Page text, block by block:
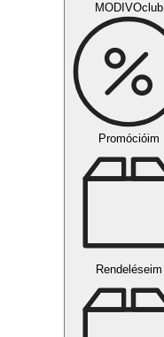
MODIVOclub
Promócióim
Rendeléseim